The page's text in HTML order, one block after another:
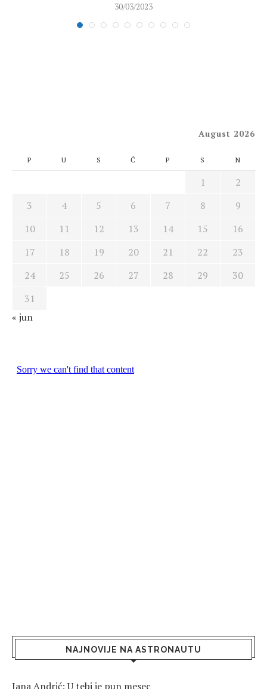
30/03/2023
August 2026
P U S Č P S N
1
2
3
4 5 6 7 8
9
10
11 12 13 14 15
16
17
18 19 20 21 22
23
24
25 26 27 28 29
30
31
« jun
NAJNOVIJE NA ASTRONAUTU
Jana Andrić: U tebi je pun mesec